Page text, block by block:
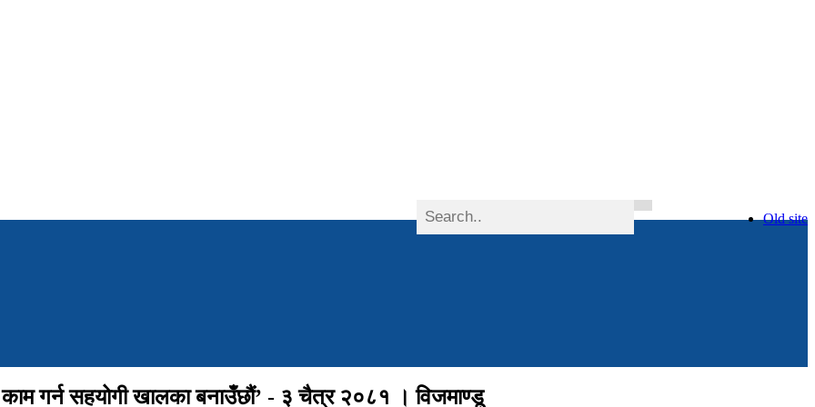
Old site
काम गर्न सहयोगी खालका बनाउँछौं’ ‍- ३ चैत्र २०८१ । विजमाण्डू